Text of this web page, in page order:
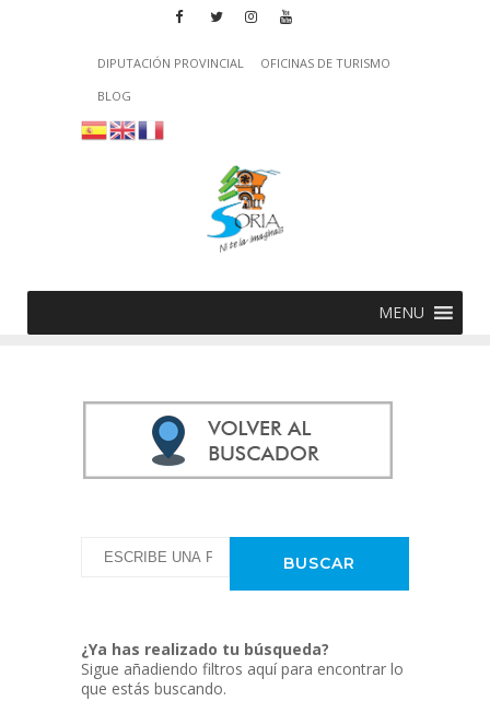
DIPUTACIÓN PROVINCIAL
OFICINAS DE TURISMO
BLOG
MENU
¿Ya has realizado tu búsqueda?
Sigue añadiendo filtros aquí para encontrar lo
que estás buscando.